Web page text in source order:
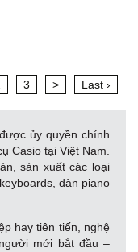
3 > Last ›
ủy quyền chính
Casio tại Việt Nam.
sản xuất các loại
đàn piano
hay tiên tiến, nghệ
mới bắt đầu –